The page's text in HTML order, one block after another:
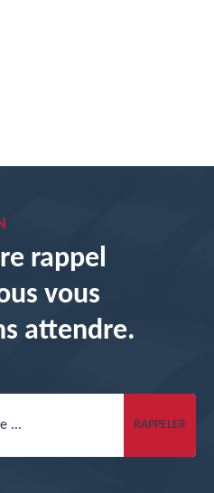
rappel
vous
attendre.